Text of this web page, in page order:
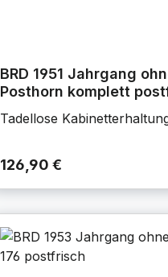
BRD 1951 Jahrgang
Posthorn komplett
Tadellose
126,90 €